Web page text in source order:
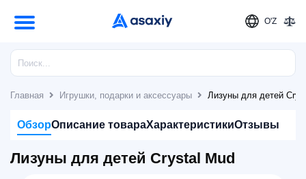
O'Z
Главная Игрушки, подарки и аксессуары Лизуны для детей
ОбзорОписание товараХарактеристикиОтзывы
Лизуны для детей Crystal Mud